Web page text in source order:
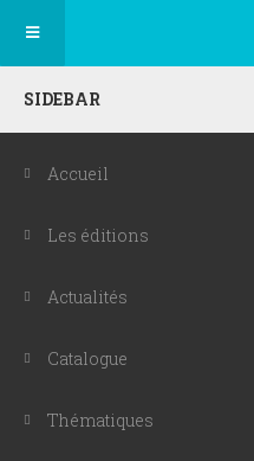
SIDEBAR
Accueil
Les éditions
Actualités
Catalogue
Thématiques